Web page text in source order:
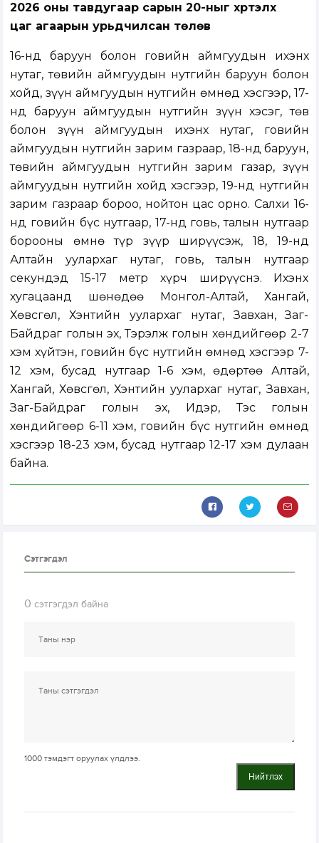
2026 оны тавдугаар сарын 20-ныг хүртэлх
цаг агаарын урьдчилсан төлөв
16-нд баруун болон говийн аймгуудын ихэнх
нутаг, төвийн аймгуудын нутгийн баруун болон
хойд, зүүн аймгуудын нутгийн өмнөд хэсгээр, 17-
нд баруун аймгуудын нутгийн зүүн хэсэг, төв
болон зүүн аймгуудын ихэнх нутаг, говийн
аймгуудын нутгийн зарим газраар, 18-нд баруун,
төвийн аймгуудын нутгийн зарим газар, зүүн
аймгуудын нутгийн хойд хэсгээр, 19-нд нутгийн
зарим газраар бороо, нойтон цас орно. Салхи 16-
нд говийн бүс нутгаар, 17-нд говь, талын нутгаар
борооны өмнө түр зүүр ширүүсэж, 18, 19-нд
Алтайн уулархаг нутаг, говь, талын нутгаар
секундэд 15-17 метр хүрч ширүүснэ. Ихэнх
хугацаанд шөнөдөө Монгол-Алтай, Хангай,
Хөвсгөл, Хэнтийн уулархаг нутаг, Завхан, Заг-
Байдраг голын эх, Тэрэлж голын хөндийгөөр 2-7
хэм хүйтэн, говийн бүс нутгийн өмнөд хэсгээр 7-
12 хэм, бусад нутгаар 1-6 хэм, өдөртөө Алтай,
Хангай, Хөвсгөл, Хэнтийн уулархаг нутаг, Завхан,
Заг-Байдраг голын эх, Идэр, Тэс голын
хөндийгөөр 6-11 хэм, говийн бүс нутгийн өмнөд
хэсгээр 18-23 хэм, бусад нутгаар 12-17 хэм дулаан
байна.
Сэтгэгдэл
0 сэтгэгдэл байна
1000 тэмдэгт оруулах үлдлээ.
Нийтлэх